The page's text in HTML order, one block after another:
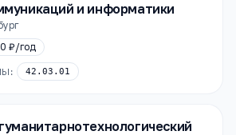
и информатики
₽/год
42.03.01